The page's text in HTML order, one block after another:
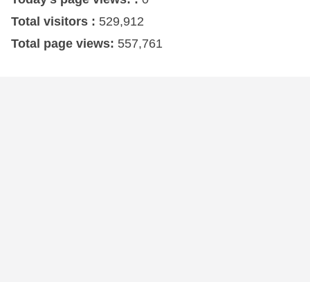
Total visitors : 529,912
Total page views: 557,761